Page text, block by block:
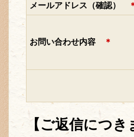
メールアドレス（確認）
お問い合わせ内容 ＊
【ご返信につき